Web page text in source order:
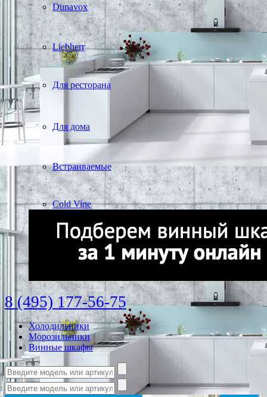
Dunavox
Liebherr
Для ресторана
Для дома
Встраиваемые
Cold Vine
8 (495) 177-56-75
Холодильники
Морозильники
Винные шкафы